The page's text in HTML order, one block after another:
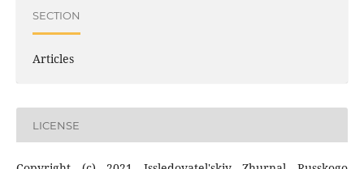
SECTION
Articles
LICENSE